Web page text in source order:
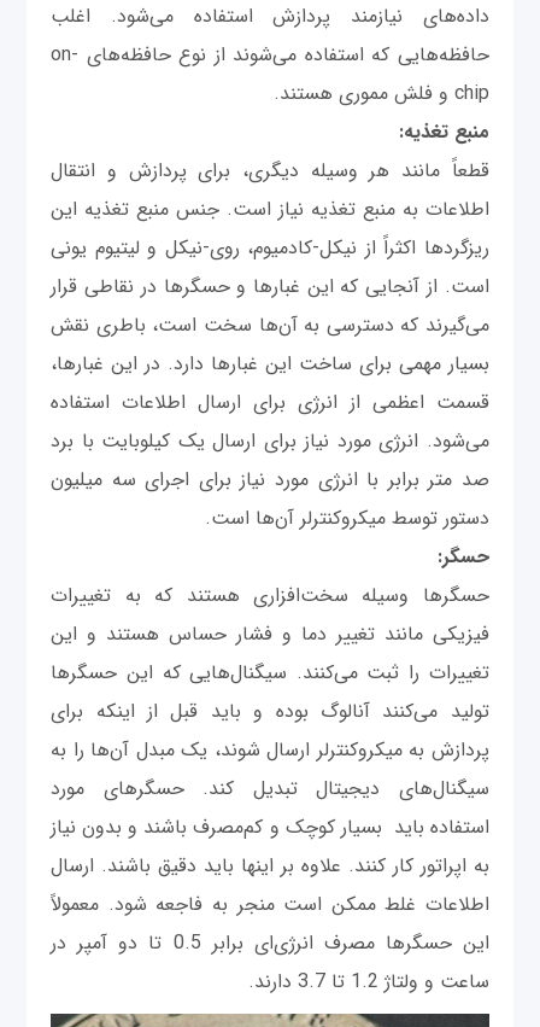
داده‌های نیازمند پردازش استفاده می‌شود. اغلب
حافظه‌هایی که استفاده می‌شوند از نوع حافظه‌های on-
chip و فلش مموری هستند.
منبع تغذیه:
قطعاً مانند هر وسیله دیگری، برای پردازش و انتقال
اطلاعات به منبع تغذیه نیاز است. جنس منبع تغذیه این
ریزگردها اکثراً از نیکل-کادمیوم، روی-نیکل و لیتیوم یونی
است. از آنجایی که این غبارها و حسگرها در نقاطی قرار
می‌گیرند که دسترسی به آن‌ها سخت است، باطری نقش
بسیار مهمی برای ساخت این غبارها دارد. در این غبارها،
قسمت اعظمی از انرژی برای ارسال اطلاعات استفاده
می‌شود. انرژی مورد نیاز برای ارسال یک کیلوبایت با برد
صد متر برابر با انرژی مورد نیاز برای اجرای سه میلیون
دستور توسط میکروکنترلر آن‌ها است.
حسگر:
حسگرها وسیله سخت‌افزاری هستند که به تغییرات
فیزیکی مانند تغییر دما و فشار حساس هستند و این
تغییرات را ثبت می‌کنند. سیگنال‌هایی که این حسگرها
تولید می‌کنند آنالوگ‌ بوده و باید قبل از اینکه برای
پردازش به میکروکنترلر ارسال شوند، یک مبدل آن‌ها را به
سیگنال‌های دیجیتال تبدیل کند. حسگرهای مورد
استفاده باید بسیار کوچک و کم‌مصرف باشند و بدون نیاز
به اپراتور کار کنند. علاوه بر اینها باید دقیق باشند. ارسال
اطلاعات غلط ممکن است منجر به فاجعه شود. معمولاً
این حسگرها مصرف انرژی‌ای برابر 0.5 تا دو آمپر در
ساعت و ولتاژ 1.2 تا 3.7 دارند.